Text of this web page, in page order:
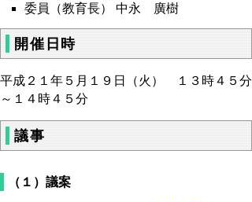
委員（教育長） 中永 廣樹
開催日時
平成２１年５月１９日（火） １３時４５分
～１４時４５分
議事
（１）議案